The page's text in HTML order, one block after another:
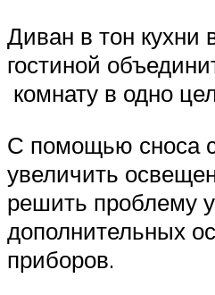
Диван в тон кухни
гостиной
комнату в одно
С помощью сноса
увеличить
решить проблему
дополнительных
приборов.